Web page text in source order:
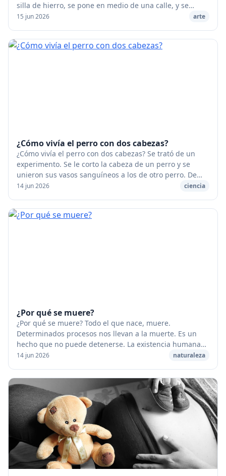
silla de hierro, se pone en medio de una calle, y se
coloca un cartel que dice: «Miradme, con esto b...
15 jun 2026 arte
¿Cómo vivía el perro con dos cabezas?
¿Cómo vivía el perro con dos cabezas? Se trató de un
experimento. Se le corto la cabeza de un perro y se
unieron sus vasos sanguíneos a los de otro perro. De
manera que esas dos cabezas sólo tenían un...
14 jun 2026 ciencia
¿Por qué se muere?
¿Por qué se muere? Todo el que nace, muere.
Determinados procesos nos llevan a la muerte. Es un
hecho que no puede detenerse. La existencia humana
puede alargarse, pero inevitablemente nos volvemos
14 jun 2026 naturaleza